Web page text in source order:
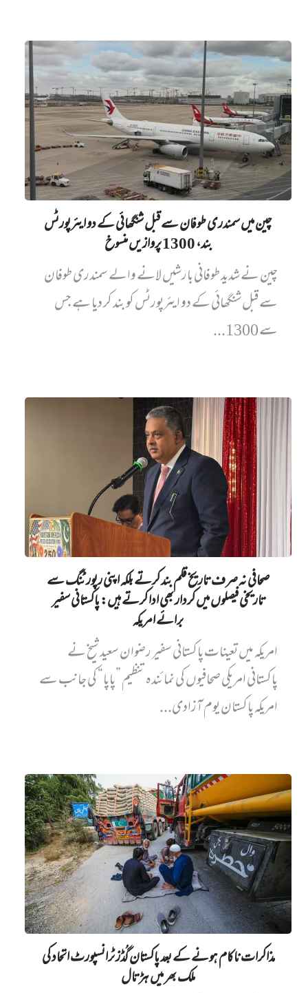
چین میں‌ سمندری طوفان سے قبل شنگھائی کے دو ایئرپورٹس
بند، 1300 پروازیں‌ منسوخ
چین نے شدید طوفانی بارشیں لانے والے سمندری طوفان
سے قبل شنگھائی کے دو ایئرپورٹس کو بند کر دیا ہے جس
سے 1300...
صحافی نہ صرف تاریخ قلم بند کرتے بلکہ اپنی رپورٹنگ سے
تاریخی فیصلوں میں کردار بھی ادا کرتے ہیں: پاکستانی سفیر
برائے امریکہ
امریکہ میں تعینات پاکستانی سفیر رضوان سعید شیخ نے
پاکستانی امریکی صحافیوں کی نمائندہ تنظیم ”پاپا“ کی جانب سے
امریکہ پاکستان یوم آزادی...
مذاکرات ناکام ہونے کے بعد پاکستان گُڈز ٹرانسپورٹ اتحاد کی
ملک بھر میں ہڑتال